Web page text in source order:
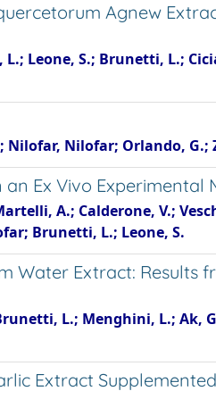
Agnew
Leone, S.; Brunetti, L.;
Nilofar, Nilofar; Orlando, G.;
Ex Vivo Experimental
A.; Calderone, V.;
Brunetti, L.; Leone, S.
Extract: Results
L.; Menghini, L.; Ak,
Extract